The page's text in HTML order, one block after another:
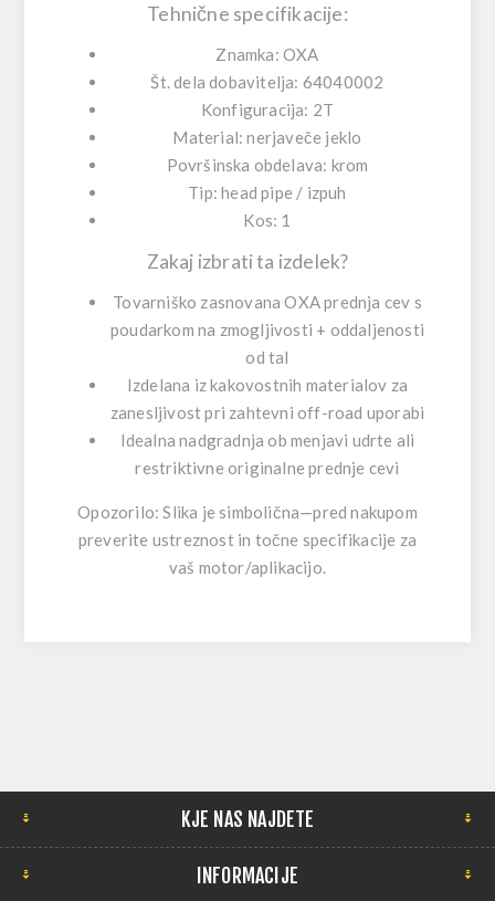
Tehnične specifikacije:
Znamka: OXA
Št. dela dobavitelja: 64040002
Konfiguracija: 2T
Material: nerjaveče jeklo
Površinska obdelava: krom
Tip: head pipe / izpuh
Kos: 1
Zakaj izbrati ta izdelek?
Tovarniško zasnovana OXA prednja cev s
poudarkom na zmogljivosti + oddaljenosti
od tal
Izdelana iz kakovostnih materialov za
zanesljivost pri zahtevni off-road uporabi
Idealna nadgradnja ob menjavi udrte ali
restriktivne originalne prednje cevi
Opozorilo: Slika je simbolična—pred nakupom
preverite ustreznost in točne specifikacije za
vaš motor/aplikacijo.
KJE NAS NAJDETE
INFORMACIJE